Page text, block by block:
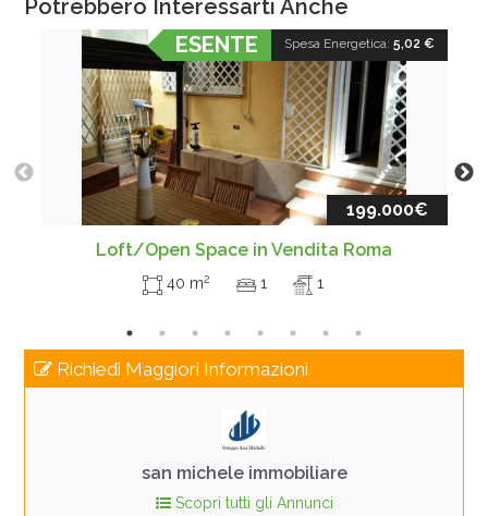
Potrebbero Interessarti Anche
Spesa Energetica: 5,02 €
ESENTE
199.000€
Loft/Open Space in Vendita Roma
40 m2 1 1
Richiedi Maggiori Informazioni
san michele immobiliare
Scopri tutti gli Annunci